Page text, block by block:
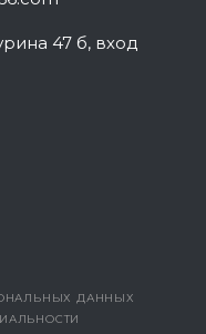
47 б, вход
ДАННЫХ